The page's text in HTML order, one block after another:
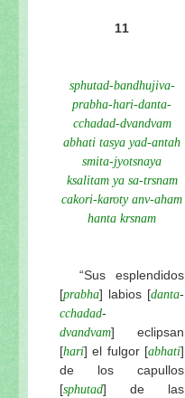
11
sphutad-bandhujiva-
prabha-hari-danta-
cchadad-dvandvam
abhati tasya yad-antah
smita-jyotsnaya
ksalitam ya sa-trsnam
cakori-karoty anv-aham
hanta krsnam
“Sus esplendidos
[prabha] labios [danta-
cchadad-
dvandvam]
eclipsan
[hari] el fulgor [abhati]
de los capullos
[sphutad] de las